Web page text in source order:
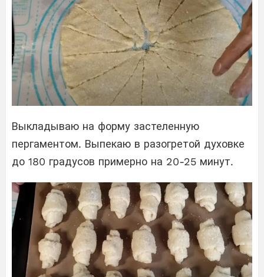
Выкладываю на форму застеленную
пергаментом. Выпекаю в разогретой духовке
до 180 градусов примерно на 20-25 минут.